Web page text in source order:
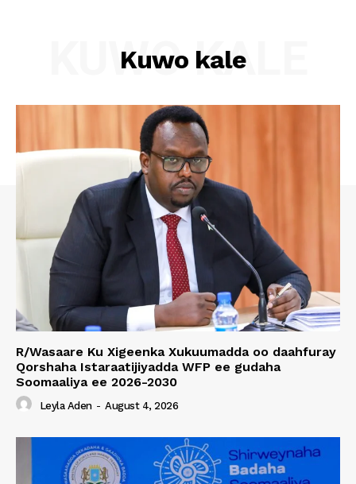
Kuwo kale
KUWO KALE
R/Wasaare Ku Xigeenka Xukuumadda oo daahfuray
Qorshaha Istaraatijiyadda WFP ee gudaha
Soomaaliya ee 2026-2030
Leyla Aden - August 4, 2026